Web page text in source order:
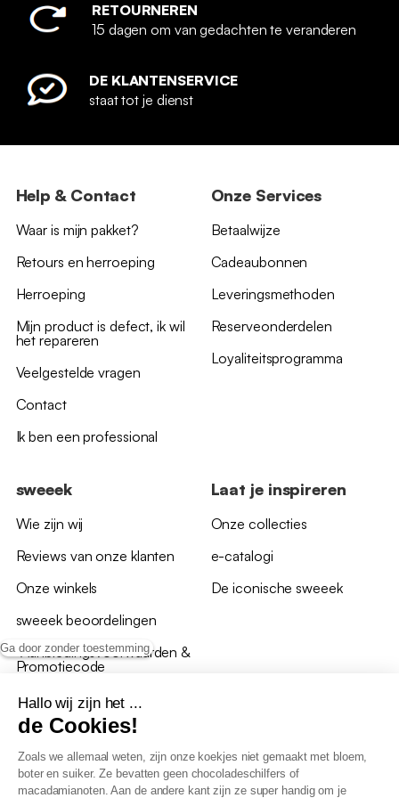
Ga door zonder toestemming
Hallo wij zijn het ...
de Cookies!
Zoals we allemaal weten, zijn onze koekjes niet gemaakt met bloem,
boter en suiker. Ze bevatten geen chocoladeschilfers of
macadamianoten. Aan de andere kant zijn ze super handig om je
RETOURNEREN
15 dagen om van gedachten te veranderen
DE KLANTENSERVICE
staat tot je dienst
Help & Contact
Waar is mijn pakket?
Retours en herroeping
Herroeping
Mijn product is defect, ik wil
het repareren
Veelgestelde vragen
Contact
Ik ben een professional
Onze Services
Betaalwijze
Cadeaubonnen
Leveringsmethoden
Reserveonderdelen
Loyaliteitsprogramma
sweeek
Wie zijn wij
Reviews van onze klanten
Onze winkels
sweeek beoordelingen
*Aanbiedingsvoorwaarden &
Promotiecode
Laat je inspireren
Onze collecties
e-catalogi
De iconische sweeek
Algemene verkoopsvoorwaarden